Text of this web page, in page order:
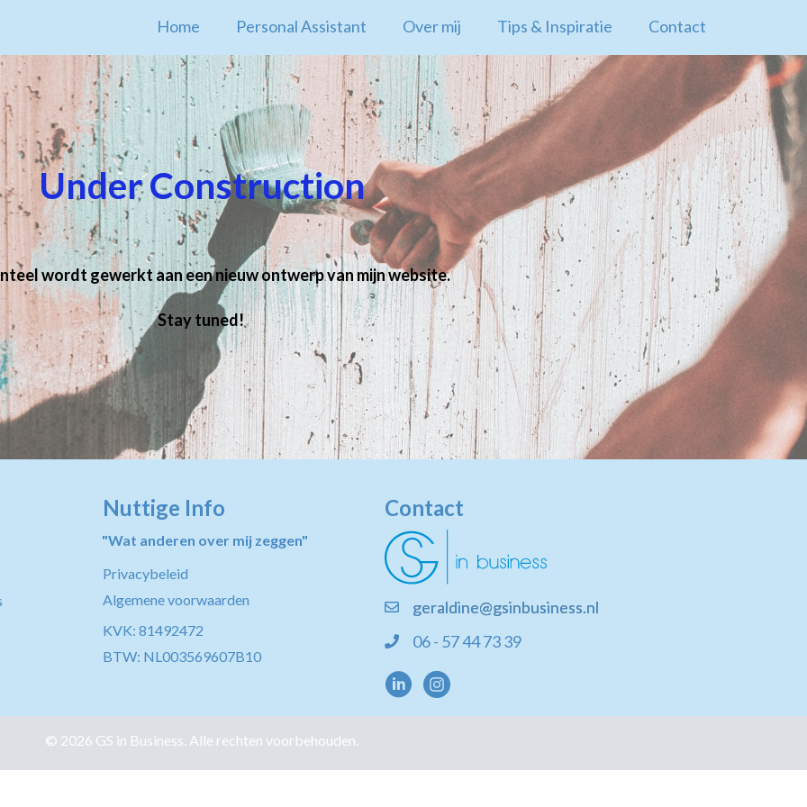
Home Personal Assistant Over mij Tips & Inspiratie Contact
Under Construction
wordt gewerkt aan een nieuw ontwerp van mijn website.
Stay tuned!
Nuttige Info
"Wat anderen over mij zeggen"
Privacybeleid
Algemene voorwaarden
KVK: 81492472
BTW: NL003569607B10
Contact
geraldine@gsinbusiness.nl
06 - 57 44 73 39
© 2026 GS in Business. Alle rechten voorbehouden.